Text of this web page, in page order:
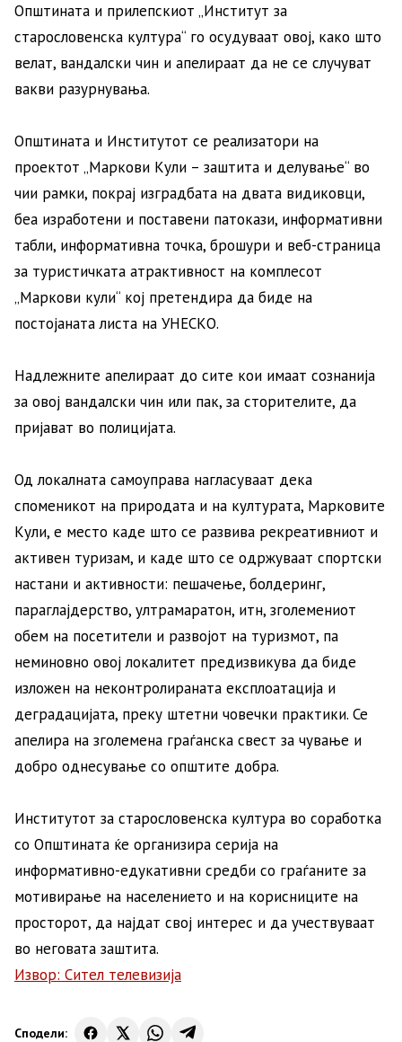
Општината и прилепскиот „Институт за
старословенска култура“ го осудуваат овој, како што
велат, вандалски чин и апелираат да не се случуват
вакви разурнувања.
Општината и Институтот се реализатори на
проектот „Маркови Кули – заштита и делување“ во
чии рамки, покрај изградбата на двата видиковци,
беа изработени и поставени патокази, информативни
табли, информативна точка, брошури и веб-страница
за туристичката атрактивност на комплесот
„Маркови кули“ кој претендира да биде на
постојаната листа на УНЕСКО.
Надлежните апелираат до сите кои имаат сознанија
за овој вандалски чин или пак, за сторителите, да
пријават во полицијата.
Од локалната самоуправа нагласуваат дека
споменикот на природата и на културата, Марковите
Кули, е место каде што се развива рекреативниот и
активен туризам, и каде што се одржуваат спортски
настани и активности: пешачење, болдеринг,
параглајдерство, ултрамаратон, итн, зголемениот
обем на посетители и развојот на туризмот, па
неминовно овој локалитет предизвикува да биде
изложен на неконтролираната експлоатација и
деградацијата, преку штетни човечки практики. Се
апелира на зголемена граѓанска свест за чување и
добро однесување со општите добра.
Институтот за старословенска култура во соработка
со Општината ќе организира серија на
информативно-едукативни средби со граѓаните за
мотивирање на населението и на корисниците на
просторот, да најдат свој интерес и да учествуваат
во неговата заштита.
Извор: Сител телевизија
Сподели: